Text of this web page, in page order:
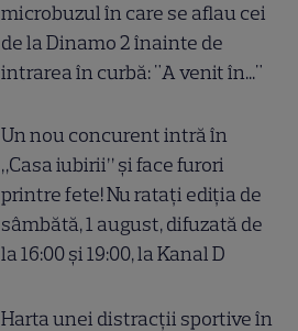
microbuzul în care se aflau cei
de la Dinamo 2 înainte de
intrarea în curbă: "A venit în..."
Un nou concurent intră în
„Casa iubirii” și face furori
printre fete! Nu ratați ediția de
sâmbătă, 1 august, difuzată de
la 16:00 și 19:00, la Kanal D
Harta unei distracții sportive în